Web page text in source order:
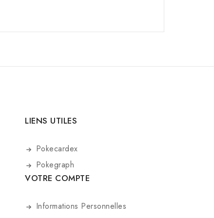
LIENS UTILES
Pokecardex
Pokegraph
VOTRE COMPTE
Informations Personnelles